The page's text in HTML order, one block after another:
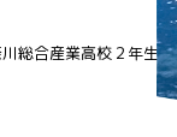
総合産業高校２年生